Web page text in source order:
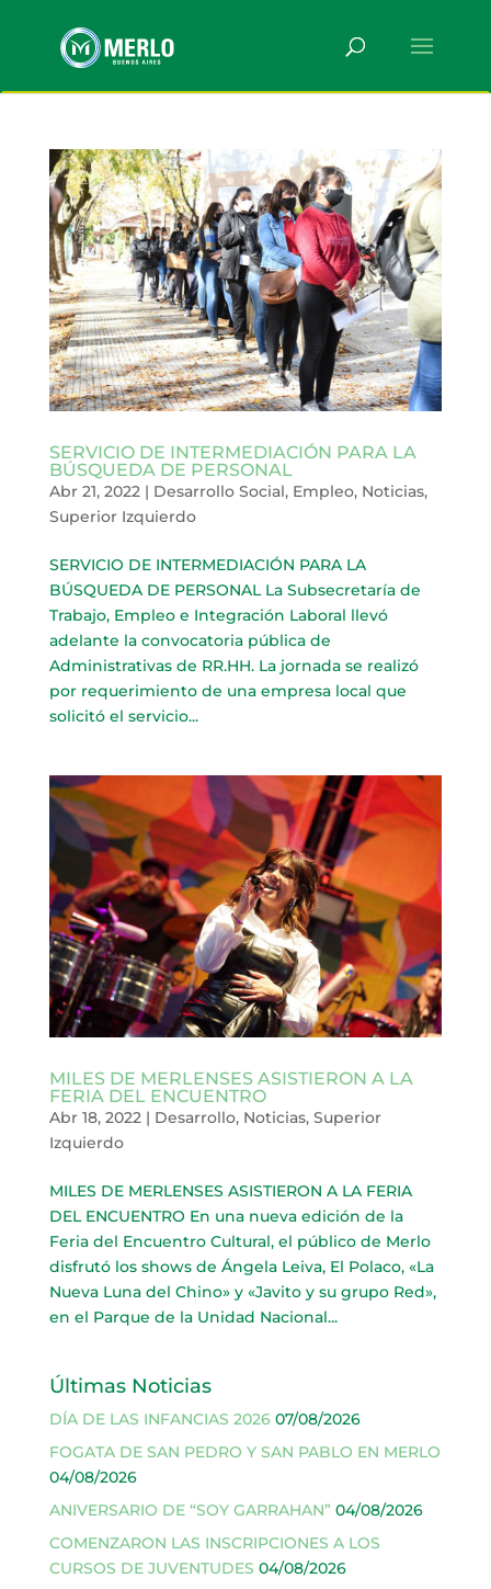
SERVICIO DE INTERMEDIACIÓN PARA LA
BÚSQUEDA DE PERSONAL
Abr 21, 2022| Desarrollo Social, Empleo, Noticias,
Superior Izquierdo
SERVICIO DE INTERMEDIACIÓN PARA LA
BÚSQUEDA DE PERSONAL La Subsecretaría de
Trabajo, Empleo e Integración Laboral llevó
adelante la convocatoria pública de
Administrativas de RR.HH. La jornada se realizó
por requerimiento de una empresa local que
solicitó el servicio...
MILES DE MERLENSES ASISTIERON A LA
FERIA DEL ENCUENTRO
Abr 18, 2022| Desarrollo, Noticias, Superior
Izquierdo
MILES DE MERLENSES ASISTIERON A LA FERIA
DEL ENCUENTRO En una nueva edición de la
Feria del Encuentro Cultural, el público de Merlo
disfrutó los shows de Ángela Leiva, El Polaco, «La
Nueva Luna del Chino» y «Javito y su grupo Red»,
en el Parque de la Unidad Nacional...
Últimas Noticias
DÍA DE LAS INFANCIAS 2026 07/08/2026
FOGATA DE SAN PEDRO Y SAN PABLO EN MERLO
04/08/2026
ANIVERSARIO DE “SOY GARRAHAN” 04/08/2026
COMENZARON LAS INSCRIPCIONES A LOS
CURSOS DE JUVENTUDES 04/08/2026